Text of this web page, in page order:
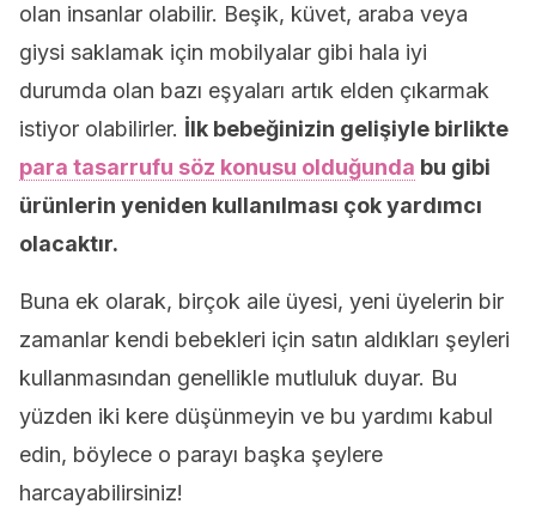
olan insanlar olabilir. Beşik, küvet, araba veya
giysi saklamak için mobilyalar gibi hala iyi
durumda olan bazı eşyaları artık elden çıkarmak
istiyor olabilirler. İlk bebeğinizin gelişiyle birlikte
para tasarrufu söz konusu olduğunda bu gibi
ürünlerin yeniden kullanılması çok yardımcı
olacaktır.
Buna ek olarak, birçok aile üyesi, yeni üyelerin bir
zamanlar kendi bebekleri için satın aldıkları şeyleri
kullanmasından genellikle mutluluk duyar. Bu
yüzden iki kere düşünmeyin ve bu yardımı kabul
edin, böylece o parayı başka şeylere
harcayabilirsiniz!